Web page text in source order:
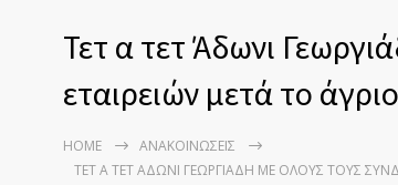
Τετ α τετ Άδωνι
εταιρειών μετά το
HOME
ΑΝΑΚΟΙΝΏΣΕΙΣ
ΤΕΤ Α ΤΕΤ ΆΔΩΝΙ ΓΕΩΡΓΙΆΔΗ ΜΕ ΌΛΟΥΣ ΤΟΥΣ